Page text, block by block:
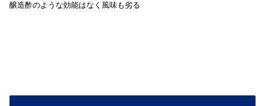
醸造酢のような効能はなく風味も劣る